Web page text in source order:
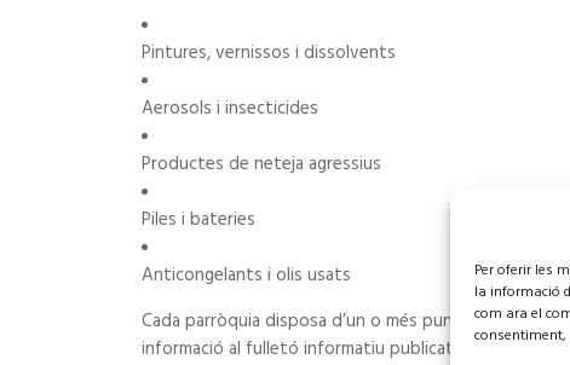
Per oferir les
la informació
com ara el
Pintures, vernissos i dissolvents
Aerosols i insecticides
Productes de neteja agressius
Piles i bateries
Anticongelants i olis usats
Cada parròquia disposa d’un o més punts verds i és
informació al fulletó informatiu publicat pel Govern